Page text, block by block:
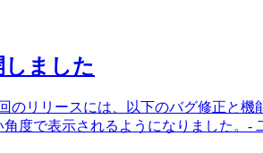
しました
のリリースには、以下のバグ修正と
度で表示されるようになりました。-